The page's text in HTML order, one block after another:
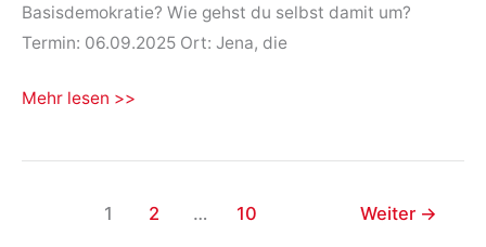
Basisdemokratie? Wie gehst du selbst damit um?
Termin: 06.09.2025 Ort: Jena, die
Workshop
AG
06.09.2025
Mehr lesen >>
1 2 … 10 Weiter →